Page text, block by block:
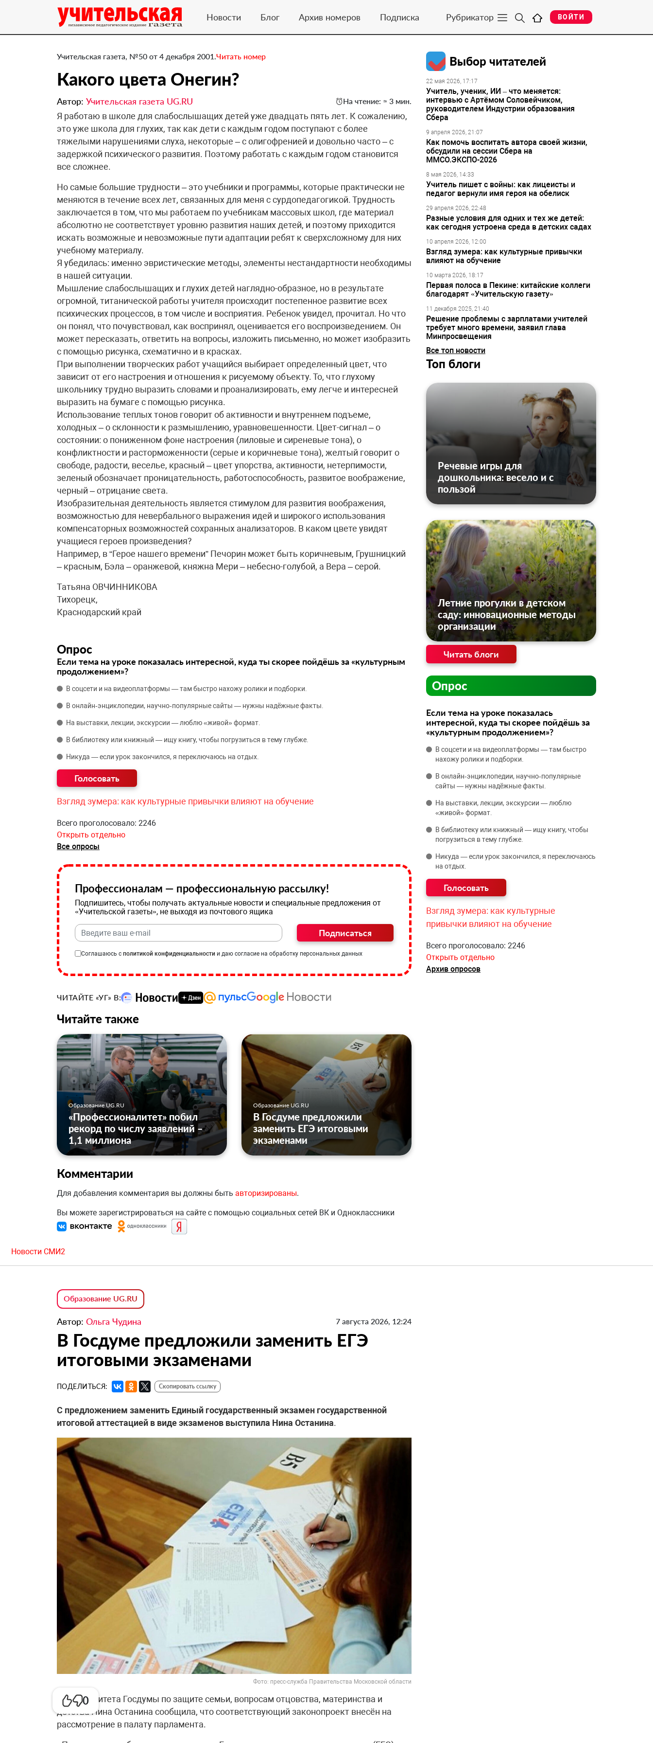
Новости Блог Архив номеров Подписка Рубрикатор ВОЙТИ
0
Учительская газета, №50 от 4 декабря 2001.Читать номер
Какого цвета Онегин?
Автор: Учительская газета UG.RU На чтение: ≈ 3 мин.
Я работаю в школе для слабослышащих детей уже двадцать пять лет. К сожалению,
это уже школа для глухих, так как дети с каждым годом поступают с более
тяжелыми нарушениями слуха, некоторые – с олигофренией и довольно часто – с
задержкой психического развития. Поэтому работать с каждым годом становится
все сложнее.
Но самые большие трудности – это учебники и программы, которые практически не
меняются в течение всех лет, связанных для меня с сурдопедагогикой. Трудность
заключается в том, что мы работаем по учебникам массовых школ, где материал
абсолютно не соответствует уровню развития наших детей, и поэтому приходится
искать возможные и невозможные пути адаптации ребят к сверхсложному для них
учебному материалу.
Я убедилась: именно эвристические методы, элементы нестандартности необходимы
в нашей ситуации.
Мышление слабослышащих и глухих детей наглядно-образное, но в результате
огромной, титанической работы учителя происходит постепенное развитие всех
психических процессов, в том числе и восприятия. Ребенок увидел, прочитал. Но что
он понял, что почувствовал, как воспринял, оценивается его воспроизведением. Он
может пересказать, ответить на вопросы, изложить письменно, но может изобразить
с помощью рисунка, схематично и в красках.
При выполнении творческих работ учащийся выбирает определенный цвет, что
зависит от его настроения и отношения к рисуемому объекту. То, что глухому
школьнику трудно выразить словами и проанализировать, ему легче и интересней
выразить на бумаге с помощью рисунка.
Использование теплых тонов говорит об активности и внутреннем подъеме,
холодных – о склонности к размышлению, уравновешенности. Цвет-сигнал – о
состоянии: о пониженном фоне настроения (лиловые и сиреневые тона), о
конфликтности и расторможенности (серые и коричневые тона), желтый говорит о
свободе, радости, веселье, красный – цвет упорства, активности, нетерпимости,
зеленый обозначает проницательность, работоспособность, развитое воображение,
черный – отрицание света.
Изобразительная деятельность является стимулом для развития воображения,
возможностью для невербального выражения идей и широкого использования
компенсаторных возможностей сохранных анализаторов. В каком цвете увидят
учащиеся героев произведения?
Например, в “Герое нашего времени” Печорин может быть коричневым, Грушницкий
– красным, Бэла – оранжевой, княжна Мери – небесно-голубой, а Вера – серой.
Татьяна ОВЧИННИКОВА
Тихорецк,
Краснодарский край
Опрос
Если тема на уроке показалась интересной, куда ты скорее пойдёшь за «культурным
продолжением»?
В соцсети и на видеоплатформы — там быстро нахожу ролики и подборки.
В онлайн‑энциклопедии, научно‑популярные сайты — нужны надёжные факты.
На выставки, лекции, экскурсии — люблю «живой» формат.
В библиотеку или книжный — ищу книгу, чтобы погрузиться в тему глубже.
Никуда — если урок закончился, я переключаюсь на отдых.
Взгляд зумера: как культурные привычки влияют на обучение
Всего проголосовало: 2246
Открыть отдельно
Все опросы
Профессионалам — профессиональную рассылку!
Подпишитесь, чтобы получать актуальные новости и специальные предложения от
«Учительской газеты», не выходя из почтового ящика
Подписаться
Соглашаюсь с политикой конфиденциальности и даю согласие на обработку персональных данных
ЧИТАЙТЕ «УГ» В:
Читайте также
Образование UG.RU
«Профессионалитет» побил
рекорд по числу заявлений –
1,1 миллиона
Образование UG.RU
В Госдуме предложили
заменить ЕГЭ итоговыми
экзаменами
Комментарии
Для добавления комментария вы должны быть авторизированы.
Вы можете зарегистрироваться на сайте с помощью социальных сетей ВК и Одноклассники
Выбор читателей
22 мая 2026, 17:17
Учитель, ученик, ИИ – что меняется:
интервью с Артёмом Соловейчиком,
руководителем Индустрии образования
Сбера
9 апреля 2026, 21:07
Как помочь воспитать автора своей жизни,
обсудили на сессии Сбера на
ММСО.ЭКСПО-2026
8 мая 2026, 14:33
Учитель пишет с войны: как лицеисты и
педагог вернули имя героя на обелиск
29 апреля 2026, 22:48
Разные условия для одних и тех же детей:
как сегодня устроена среда в детских садах
10 апреля 2026, 12:00
Взгляд зумера: как культурные привычки
влияют на обучение
10 марта 2026, 18:17
Первая полоса в Пекине: китайские коллеги
благодарят «Учительскую газету»
11 декабря 2025, 21:40
Решение проблемы с зарплатами учителей
требует много времени, заявил глава
Минпросвещения
Все топ новости
Топ блоги
Речевые игры для
дошкольника: весело и с
пользой
Летние прогулки в детском
саду: инновационные методы
организации
Читать блоги
Опрос
Если тема на уроке показалась
интересной, куда ты скорее пойдёшь за
«культурным продолжением»?
В соцсети и на видеоплатформы — там быстро
нахожу ролики и подборки.
В онлайн‑энциклопедии, научно‑популярные
сайты — нужны надёжные факты.
На выставки, лекции, экскурсии — люблю
«живой» формат.
В библиотеку или книжный — ищу книгу, чтобы
погрузиться в тему глубже.
Никуда — если урок закончился, я переключаюсь
на отдых.
Взгляд зумера: как культурные
привычки влияют на обучение
Всего проголосовало: 2246
Открыть отдельно
Архив опросов
Новости СМИ2
Образование UG.RU
Автор: Ольга Чудина 7 августа 2026, 12:24
В Госдуме предложили заменить ЕГЭ
итоговыми экзаменами
ПОДЕЛИТЬСЯ: Скопировать ссылку
С предложением заменить Единый государственный экзамен государственной
итоговой аттестацией в виде экзаменов выступила Нина Останина.
Фото: пресс-служба Правительства Московской области
Глава комитета Госдумы по защите семьи, вопросам отцовства, материнства и
детства Нина Останина сообщила, что соответствующий законопроект внесён на
рассмотрение в палату парламента.